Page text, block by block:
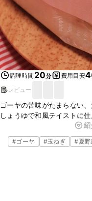
調理時間 20分 費用目安
レビュー
ゴーヤの苦味がたまらない
しょうゆで和風テイストに
れて全体を引き締めました。
一味違うサンドイッチが食
紹
#ゴーヤ #玉ねぎ #夏野